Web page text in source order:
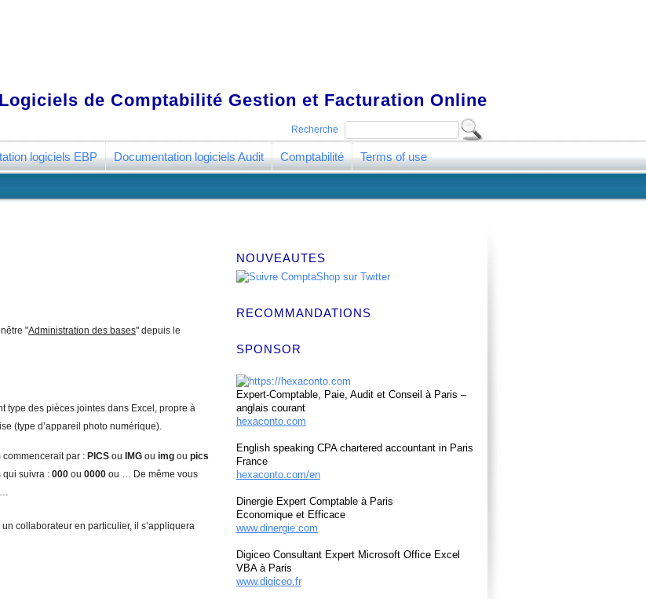
de Comptabilité Gestion et Facturation Online
Recherche
logiciels EBP Documentation logiciels Audit Comptabilité Terms of use
"Administration des bases" depuis le
type des pièces jointes dans Excel, propre à
(type d’appareil photo numérique).
par : PICS ou IMG ou img ou pics
qui suivra : 000 ou 0000 ou … De même vous
…
collaborateur en particulier, il s’appliquera
NOUVEAUTES
RECOMMANDATIONS
SPONSOR
Expert-Comptable, Paie, Audit et Conseil à Paris –
anglais courant
hexaconto.com
English speaking CPA chartered accountant in Paris
France
hexaconto.com/en
Dinergie Expert Comptable à Paris
Economique et Efficace
www.dinergie.com
Digiceo Consultant Expert Microsoft Office Excel
VBA à Paris
www.digiceo.fr